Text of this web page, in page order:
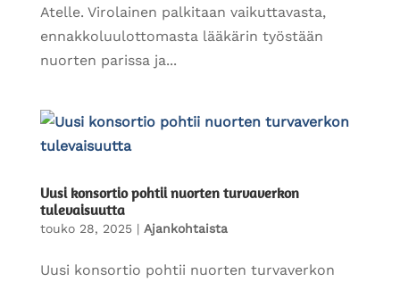
Atelle. Virolainen palkitaan vaikuttavasta,
ennakkoluulottomasta lääkärin työstään
nuorten parissa ja...
Uusi konsortio pohtii nuorten turvaverkon
tulevaisuutta
touko 28, 2025| Ajankohtaista
Uusi konsortio pohtii nuorten turvaverkon